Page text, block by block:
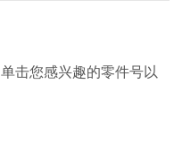
击您感兴趣的零件号以